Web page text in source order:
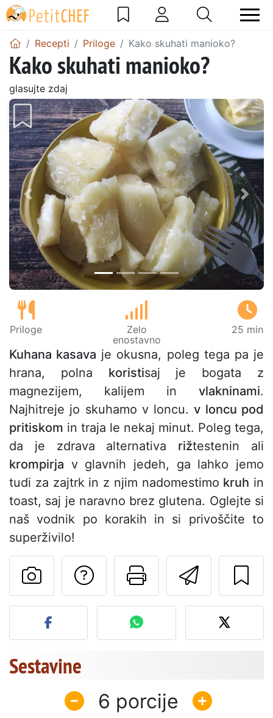
Recepti Priloge Kako skuhati manioko?
Kako skuhati manioko?
glasujte zdaj
Prejšnji
Priloge
Zelo
enostavno
25 min
Kuhana kasava je okusna, poleg tega pa je
hrana, polna koristisaj je bogata z
magnezijem, kalijem in vlakninami.
Najhitreje jo skuhamo v loncu.v loncu pod
pritiskom in traja le nekaj minut. Poleg tega,
da je zdrava alternativa rižtestenin ali
krompirja v glavnih jedeh, ga lahko jemo
tudi za zajtrk in z njim nadomestimo kruh in
toast, saj je naravno brez glutena. Oglejte si
naš vodnik po korakih in si privoščite to
superživilo!
Pošlji
Natisni to
Postavite
Objavite svojo fotografijo
Sestavine
6